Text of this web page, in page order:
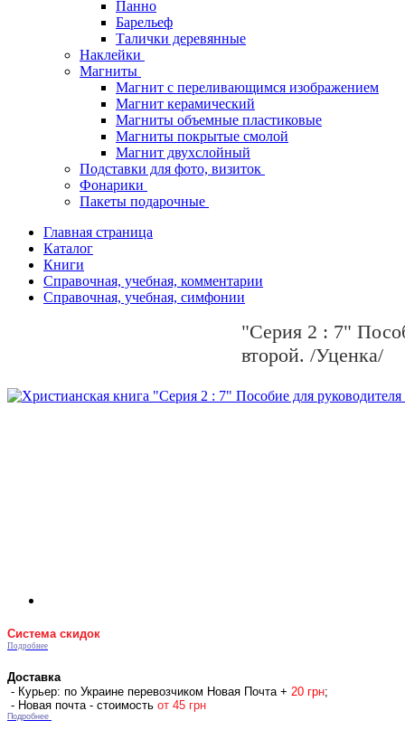
Панно
Барельеф
Талички деревянные
Наклейки
Магниты
Магнит с переливающимся изображением
Магнит керамический
Магниты объемные пластиковые
Магниты покрытые смолой
Магнит двухслойный
Подставки для фото, визиток
Фонарики
Пакеты подарочные
Главная страница
Каталог
Книги
Справочная, учебная, комментарии
Справочная, учебная, симфонии
"Серия 2 : 7"
второй. /Уценка/
Система скидок
Подробнее
Доставка
- Курьер: по Украине перевозчиком Новая Почта + 20 грн;
- Новая почта - стоимость от 45 грн
Подробнее